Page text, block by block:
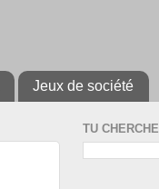
Jeux de société
TU